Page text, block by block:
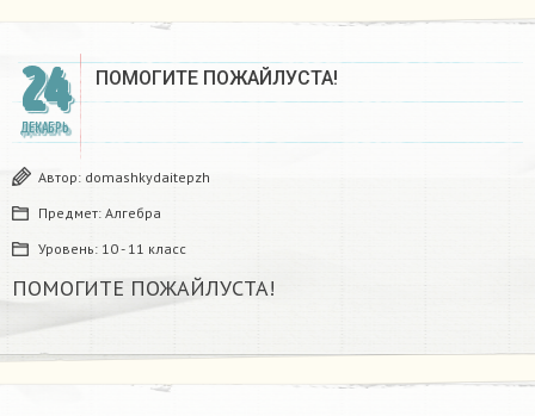
24
ДЕКАБРЬ
ПОМОГИТЕ ПОЖАЙЛУСТА!
Автор: domashkydaitepzh
Предмет: Алгебра
Уровень: 10 - 11 класс
ПОМОГИТЕ ПОЖАЙЛУСТА!